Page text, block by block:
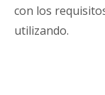
con los
utilizando.